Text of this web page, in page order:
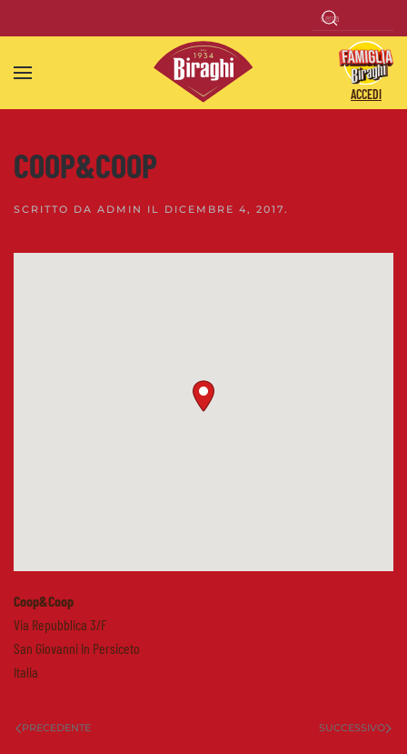
Skip to main content
ACCEDI
COOP&COOP
SCRITTO DA ADMIN IL DICEMBRE 4, 2017.
Coop&Coop
Via Repubblica 3/F
San Giovanni In Persiceto
Italia
PRECEDENTE SUCCESSIVO